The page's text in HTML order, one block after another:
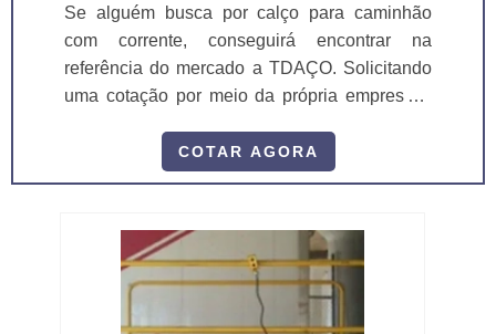
Se alguém busca por calço para caminhão
com corrente, conseguirá encontrar na
referência do mercado a TDAÇO. Solicitando
uma cotação por meio da própria empresa e
qualidade, a aquisição é mais assertiva.MAIS
INFORMAÇÕES SOBRE O CALÇO PARA
achar calço para caminhão com corrente em
uma empresa referência de segurança no
segmento, encontra na internet a TDAÇO.
COTAR AGORA